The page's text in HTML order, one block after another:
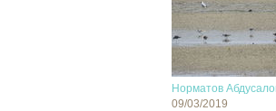
Норматов
09/03/2019